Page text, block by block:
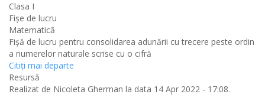
Clasa I
Fișe de lucru
Matematică
Fișă de lucru pentru consolidarea adunării cu trecere peste ordin
a numerelor naturale scrise cu o cifră
Citiţi mai departe
Resursă
Realizat de Nicoleta Gherman la data 14 Apr 2022 - 17:08.